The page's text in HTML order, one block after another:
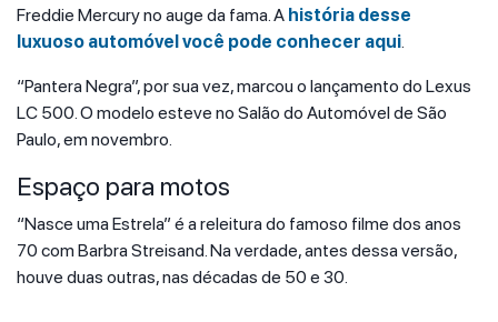
Freddie Mercury no auge da fama. A história desse
luxuoso automóvel você pode conhecer aqui.
“Pantera Negra”, por sua vez, marcou o lançamento do Lexus
LC 500. O modelo esteve no Salão do Automóvel de São
Paulo, em novembro.
Espaço para motos
“Nasce uma Estrela” é a releitura do famoso filme dos anos
70 com Barbra Streisand. Na verdade, antes dessa versão,
houve duas outras, nas décadas de 50 e 30.